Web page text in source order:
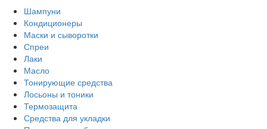
Шампуни
Кондиционеры
Маски и сыворотки
Спреи
Лаки
Масло
Тонирующие средства
Лосьоны и тоники
Термозащита
Средства для укладки